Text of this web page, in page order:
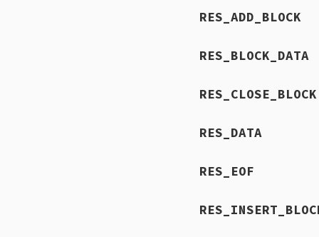
RES_ADD_BLOCK
RES_BLOCK_DATA
RES_CLOSE_BLOCK
RES_DATA
RES_EOF